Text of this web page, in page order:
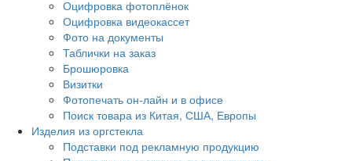
Оцифровка фотоплёнок
Оцифровка видеокассет
Фото на документы
Таблички на заказ
Брошюровка
Визитки
Фотопечать он-лайн и в офисе
Поиск товара из Китая, США, Европы
Изделия из оргстекла
Подставки под рекламную продукцию